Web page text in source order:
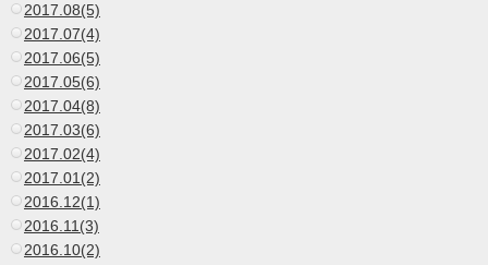
2017.08(5)
2017.07(4)
2017.06(5)
2017.05(6)
2017.04(8)
2017.03(6)
2017.02(4)
2017.01(2)
2016.12(1)
2016.11(3)
2016.10(2)